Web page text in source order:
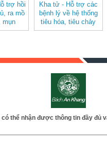
trợ hồi
ra mồ
mụn
longcot
Kha tử - Hỗ trợ các
bệnh lý về hệ thống
tiêu hóa, tiêu chảy
hoặc ho mạn tính
có thể nhận được thông tin đầy đủ